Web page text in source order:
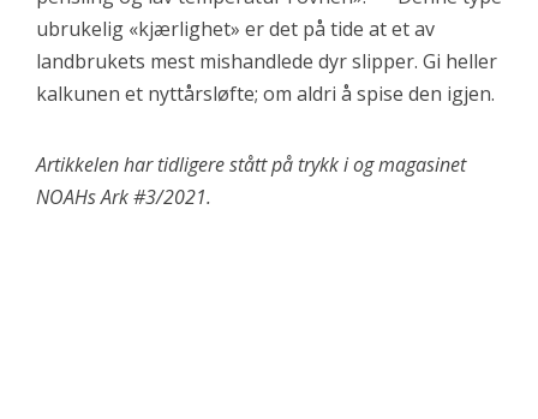
ubrukelig «kjærlighet» er det på tide at et av
landbrukets mest mishandlede dyr slipper. Gi heller
kalkunen et nyttårsløfte; om aldri å spise den igjen.
Artikkelen har tidligere stått på trykk i og magasinet
NOAHs Ark #3/2021.